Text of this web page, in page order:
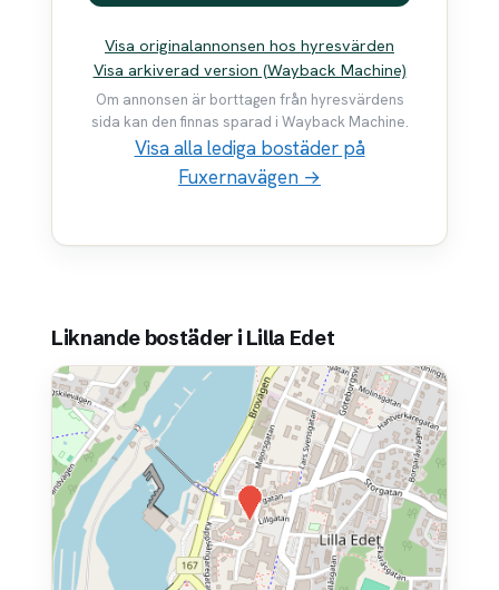
Visa originalannonsen hos hyresvärden
Visa arkiverad version (Wayback Machine)
Om annonsen är borttagen från hyresvärdens
sida kan den finnas sparad i Wayback Machine.
Visa alla lediga bostäder på
Fuxernavägen →
Liknande bostäder i Lilla Edet